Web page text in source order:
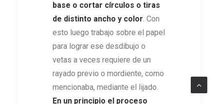
base o cortar círculos o tiras
de distinto ancho y color. Con
esto luego trabajo sobre el papel
para lograr ese desdibujo o
vetas a veces requiere de un
rayado previo o mordiente, como
mencionaba, mediante el lijado.
En un principio el proceso